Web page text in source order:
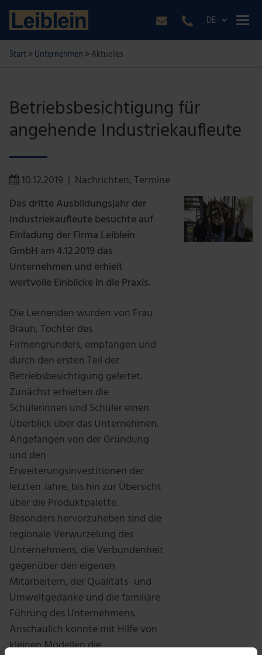
DE
Start Unternehmen Aktuelles
Betriebsbesichtigung für
angehende Industriekaufleute
10.12.2019 Nachrichten, Termine
Das dritte Ausbildungsjahr der
Industriekaufleute besuchte auf
Einladung der Firma Leiblein
GmbH am 4.12.2019 das
Unternehmen und erhielt
wertvolle Einblicke in die Praxis.
Die Lernenden wurden von Frau
Braun, Tochter des
Firmengründers, empfangen und
durch den ersten Teil der
Betriebsbesichtigung geleitet.
Zunächst erhielten die
Schülerinnen und Schüler einen
Überblick über das Unternehmen.
Angefangen von der Gründung
und den
Erweiterungsinvestitionen der
letzten Jahre, bis hin zur Übersicht
über die Produktpalette.
Besonders hervorzuheben sind die
regionale Verwurzelung des
Unternehmens, die Verbundenheit
gegenüber den eigenen
Mitarbeitern, der Qualitäts- und
Umweltgedanke und die familiäre
Führung des Unternehmens.
Anschaulich konnte mit Hilfe von
kleinen Modellen die